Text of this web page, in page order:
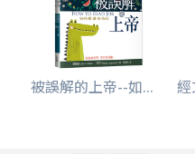
被誤解的上帝--如...